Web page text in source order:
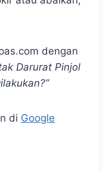
dengan
Darurat Pinjol
di Google